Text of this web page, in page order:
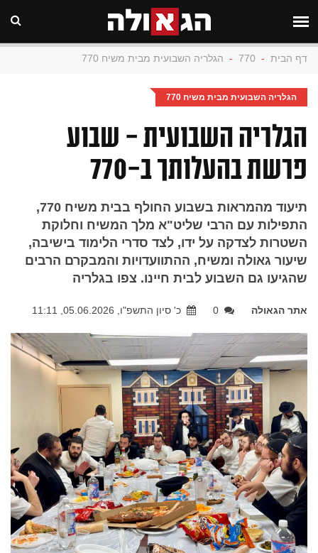
דף הבית -
770
- הגלריה השבועית מבית משיח 770
הגלריה השבועית מבית משיח 770
הגלריה השבועית - שבוע
פרשת בהעלותך ב-770
תיעוד מהמראות בשבוע החולף בבית משיח 770,
התפילות עם הרבי שליט"א מלך המשיח וחלוקת
השטרות לצדקה על ידו, לצד סדרי הלימוד בישיבה,
שיעור גאולה ומשיח, ההתוועדויות והמבקרם הרבים
שהגיעו גם השבוע לבית חיינו. צפו בגלריה
אתר הגאולה 0 כ' סיון התשפ"ו, 05.06.2026, 11:11